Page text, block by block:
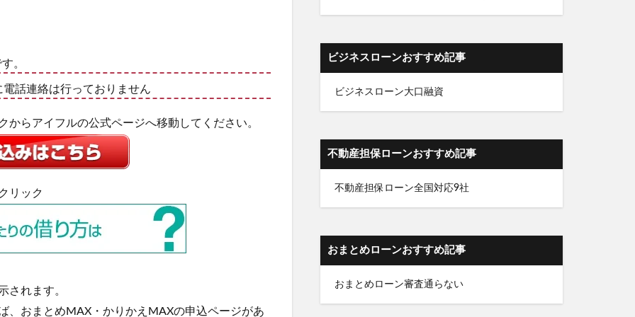
。
話連絡は行っておりません
らアイフルの公式ページへ移動してください。
リック
されます。
おまとめMAX・かりかえMAXの申込ページがあ
ビジネスローンおすすめ記事
ビジネスローン大口融資
不動産担保ローンおすすめ記事
不動産担保ローン全国対応9社
おまとめローンおすすめ記事
おまとめローン審査通らない